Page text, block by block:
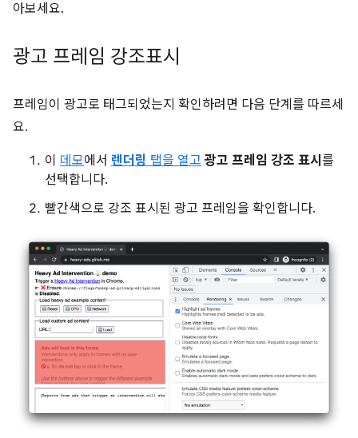
아보세요.
광고 프레임 강조표시
프레임이 광고로 태그되었는지 확인하려면 다음 단계를 따르세
요.
이 데모에서 렌더링 탭을 열고 광고 프레임 강조 표시 를
선택합니다.
빨간색으로 강조 표시된 광고 프레임을 확인합니다.